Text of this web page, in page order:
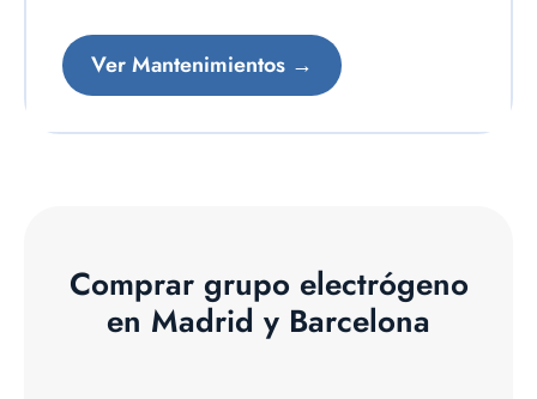
Ver Mantenimientos →
Comprar grupo electrógeno
en Madrid y Barcelona